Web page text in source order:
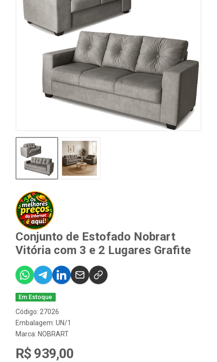
Conjunto de Estofado Nobrart
Vitória com 3 e 2 Lugares Grafite
Em Estoque
Código: 27026
Embalagem: UN/1
Marca: NOBRART
R$ 939,00